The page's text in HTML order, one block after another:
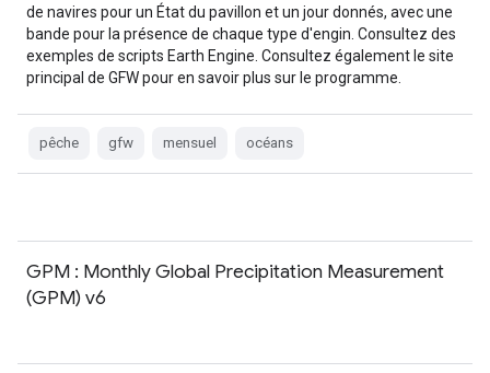
de navires pour un État du pavillon et un jour donnés, avec une
bande pour la présence de chaque type d'engin. Consultez des
exemples de scripts Earth Engine. Consultez également le site
principal de GFW pour en savoir plus sur le programme.
pêche gfw mensuel océans
GPM : Monthly Global Precipitation Measurement
(GPM) v6